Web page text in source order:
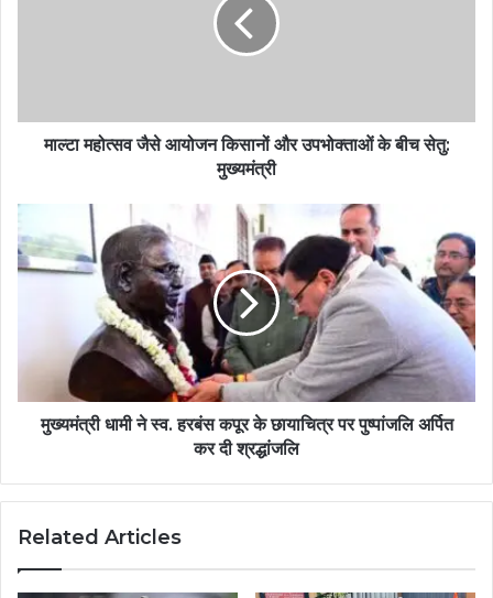
माल्टा महोत्सव जैसे आयोजन किसानों और उपभोक्ताओं के बीच सेतु:
मुख्यमंत्री
मुख्यमंत्री धामी ने स्व. हरबंस कपूर के छायाचित्र पर पुष्पांजलि अर्पित
कर दी श्रद्धांजलि
Related Articles